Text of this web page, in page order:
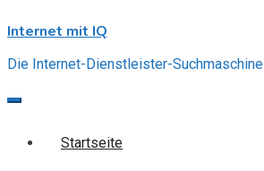
to
Internet mit IQ
Die Internet-Dienstleister-Suchmaschine
Startseite